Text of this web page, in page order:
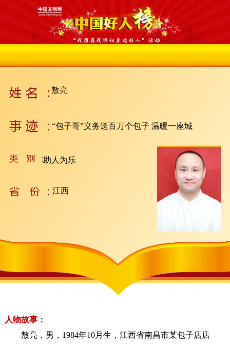
敖亮
“包子哥”义务送百万个包子 温暖一座城
助人为乐
江西
人物故事：
敖亮，男，1984年10月生，江西省南昌市某包子店店